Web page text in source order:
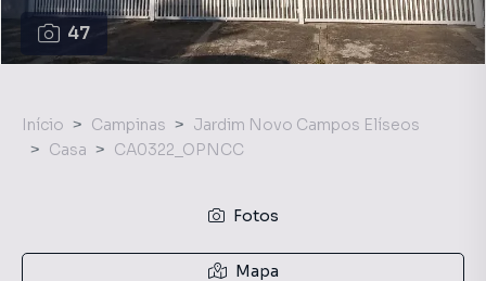
47
Início Campinas
Jardim Novo Campos Elíseos
Casa
CA0322_OPNCC
Fotos
Mapa